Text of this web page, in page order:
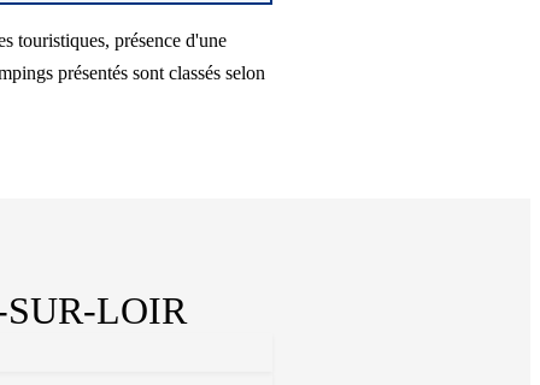
touristiques, présence d'une
présentés sont classés selon
LOIR